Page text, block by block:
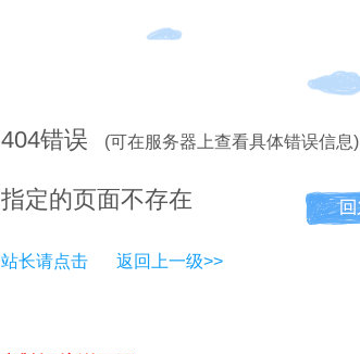
404错误 (可在服务器上查看具体错误信息)
指定的页面不存在
站长请点击 返回上一级>>